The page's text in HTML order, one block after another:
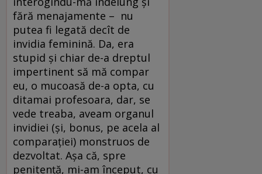
fără menajamente – nu
putea fi legată decît de
invidia feminină. Da, era
stupid și chiar de-a dreptul
impertinent să mă compar
eu, o mucoasă de-a opta, cu
ditamai profesoara, dar, se
vede treaba, aveam organul
invidiei (și, bonus, pe acela al
comparației) monstruos de
dezvoltat. Așa că, spre
penitență, mi-am început, cu